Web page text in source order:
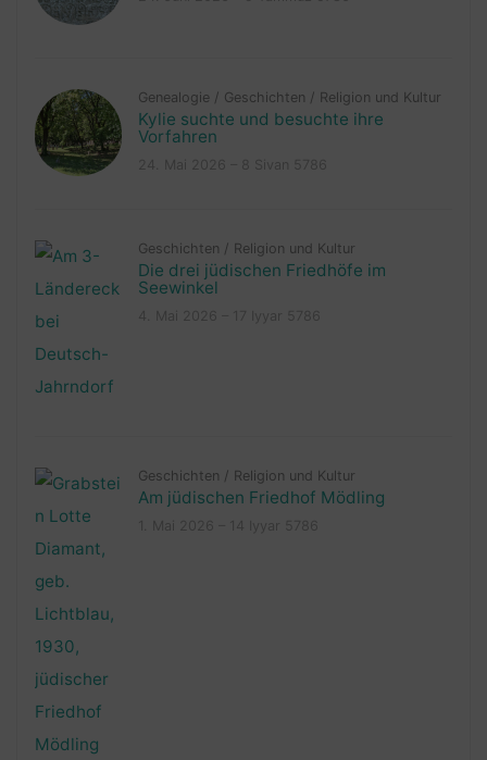
Genealogie / Geschichten / Religion und Kultur
Kylie suchte und besuchte ihre
Vorfahren
Geschichten / Religion und Kultur
Die drei jüdischen Friedhöfe im
Seewinkel
Geschichten / Religion und Kultur
Am jüdischen Friedhof Mödling